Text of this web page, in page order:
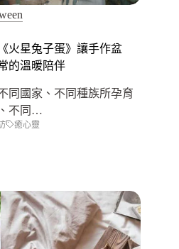
火星兔子蛋》讓手作盆
的溫暖陪伴
同國家、不同種族所孕育
不同…
癒心靈